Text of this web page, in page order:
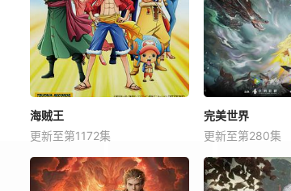
海贼王
更新至第1172集
完美世界
更新至第280集